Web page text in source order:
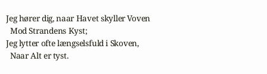
Jeg hører dig, naar Havet skyller Voven
  Mod Strandens Kyst;
Jeg lytter ofte længselsfuld i Skoven,
  Naar Alt er tyst.